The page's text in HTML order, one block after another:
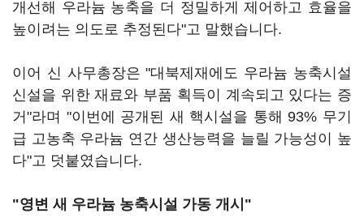
개선해 우라늄 농축을 더 정밀하게 제어하고 효율을
높이려는 의도로 추정된다"고 말했습니다.
이어 신 사무총장은 "대북제재에도 우라늄 농축시설
신설을 위한 재료와 부품 획득이 계속되고 있다는 증
거"라며 "이번에 공개된 새 핵시설을 통해 93% 무기
급 고농축 우라늄 연간 생산능력을 늘릴 가능성이 높
다"고 덧붙였습니다.
"영변 새 우라늄 농축시설 가동 개시"